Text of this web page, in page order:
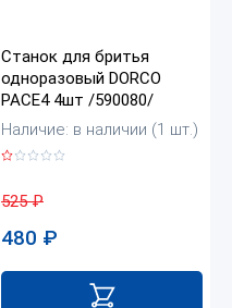
Станок для бритья
одноразовый DORCO
PACE4 4шт /590080/
Наличие: в наличии (1 шт.)
525₽
480 ₽